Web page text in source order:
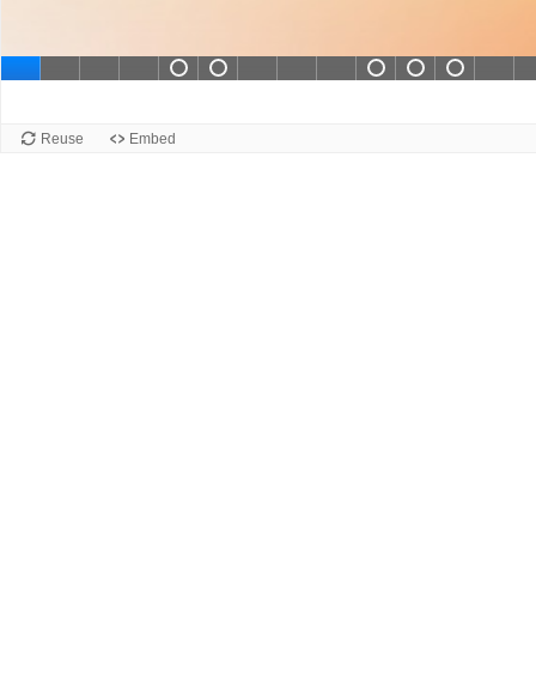
Слайд 5 contains not
Слайд 6 contains not
Слайд 10
Слайд
Reuse Embed